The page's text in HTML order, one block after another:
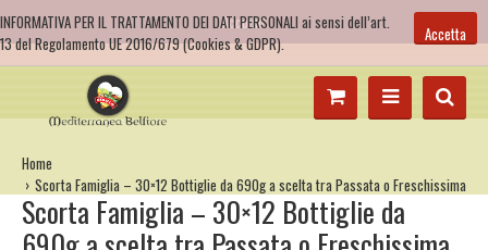
Account
Home
Scorta Famiglia – 30×12 Bottiglie da 690g a scelta tra Passata o Freschissima
Scorta Famiglia – 30×12 Bottiglie da
Accetta
INFORMATIVA PER IL TRATTAMENTO DEI DATI PERSONALI ai sensi dell’art.
13 del Regolamento UE 2016/679 (Cookies & GDPR).